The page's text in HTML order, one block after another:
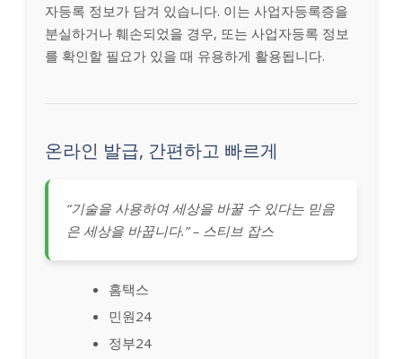
자등록 정보가 담겨 있습니다. 이는 사업자등록증을
분실하거나 훼손되었을 경우, 또는 사업자등록 정보
를 확인할 필요가 있을 때 유용하게 활용됩니다.
온라인 발급, 간편하고 빠르게
“기술을 사용하여 세상을 바꿀 수 있다는 믿음
은 세상을 바꿉니다.” – 스티브 잡스
홈택스
민원24
정부24